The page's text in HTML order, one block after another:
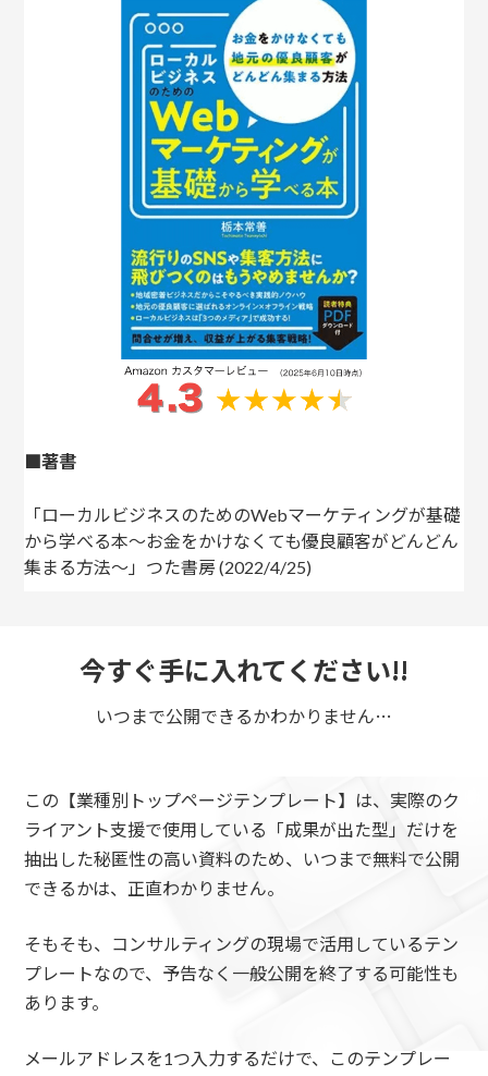
■著書
「ローカルビジネスのためのWebマーケティングが基礎
から学べる本〜お金をかけなくても優良顧客がどんどん
集まる方法〜」つた書房 (2022/4/25)
今すぐ手に入れてください!!
いつまで公開できるかわかりません…
この【業種別トップページテンプレート】は、実際のク
ライアント支援で使用している「成果が出た型」だけを
抽出した秘匿性の高い資料のため、いつまで無料で公開
できるかは、正直わかりません。
そもそも、コンサルティングの現場で活用しているテン
プレートなので、予告なく一般公開を終了する可能性も
あります。
メールアドレスを1つ入力するだけで、このテンプレー